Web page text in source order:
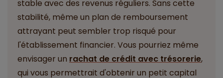
stable avec des revenus réguliers. Sans cette
stabilité, même un plan de remboursement
attrayant peut sembler trop risqué pour
l'établissement financier. Vous pourriez même
envisager un rachat de crédit avec trésorerie,
qui vous permettrait d'obtenir un petit capital